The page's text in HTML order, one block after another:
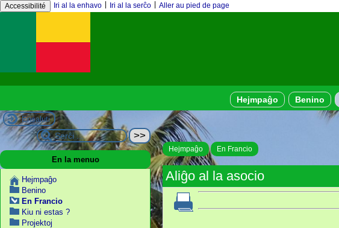
Accessibilité Iri al la enhavo Iri al la serĉo Aller au pied de page
Hejmpaĝo Benino
Ensaluti
Hejmpaĝo En Francio
Aliĝo al la asocio
En la menuo
Hejmpaĝo
Benino
En Francio
Kiu ni estas ?
Projektoj